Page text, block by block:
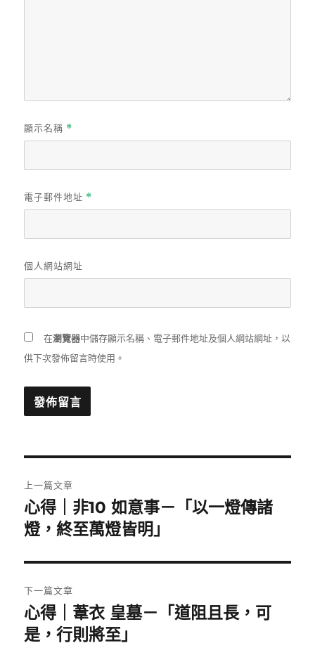
顯示名稱 *
電子郵件地址 *
個人網站網址
在瀏覽器中儲存顯示名稱、電子郵件地址及個人網站網址，以
供下次發佈留言時使用。
章
導
覽
上一篇文章
上
一
文
章:
心得｜非10 如意事－「以一燈傳諸
燈，終至萬燈皆明」
下一篇文章
下
一
心得｜葦衣 皇墓－「道阻且長，可
是，行則將至」